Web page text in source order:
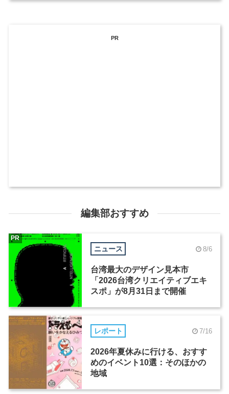
PR
編集部おすすめ
ニュース 8/6
台湾最大のデザイン見本市
「2026台湾クリエイティブエキ
スポ」が8月31日まで開催
PR
レポート 7/16
2026年夏休みに行ける、おすす
めのイベント10選：そのほかの
地域